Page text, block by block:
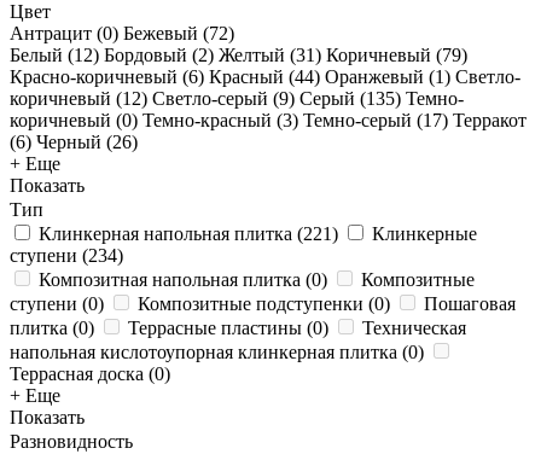
Цвет
Антрацит (0) Бежевый (72)
Белый (12) Бордовый (2) Желтый (31) Коричневый (79)
Красно-коричневый (6) Красный (44) Оранжевый (1) Светло-
коричневый (12) Светло-серый (9) Серый (135) Темно-
коричневый (0) Темно-красный (3) Темно-серый (17) Терракот
(6) Черный (26)
+ Еще
Показать
Тип
Клинкерная напольная плитка (221)
Клинкерные
ступени (234)
Композитная напольная плитка (0)
Композитные
ступени (0) Композитные подступенки (0)
Пошаговая
плитка (0) Террасные пластины (0)
Техническая
напольная кислотоупорная клинкерная плитка (0)
Террасная доска (0)
+ Еще
Показать
Разновидность